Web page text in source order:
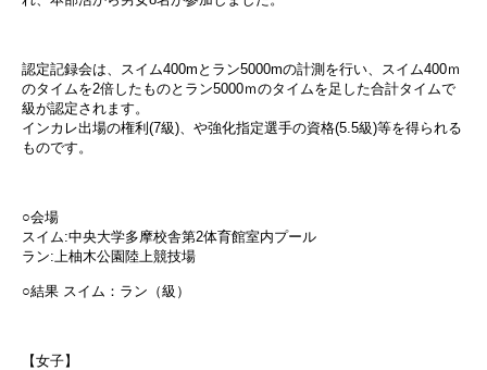
認定記録会は、スイム400mとラン5000mの計測を行い、スイム400ｍ
のタイムを2倍したものとラン5000ｍのタイムを足した合計タイムで
級が認定されます。
インカレ出場の権利(7級)、や強化指定選手の資格(5.5級)等を得られる
ものです。
○会場
スイム:中央大学多摩校舎第2体育館室内プール
ラン:上柚木公園陸上競技場
○結果 スイム：ラン（級）
【女子】